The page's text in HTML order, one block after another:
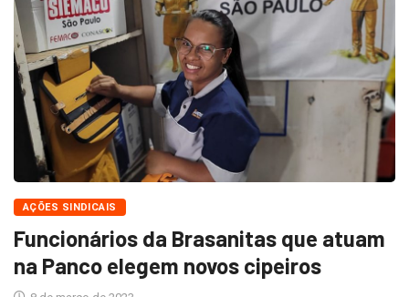
AÇÕES SINDICAIS
Funcionários da Brasanitas que atuam
na Panco elegem novos cipeiros